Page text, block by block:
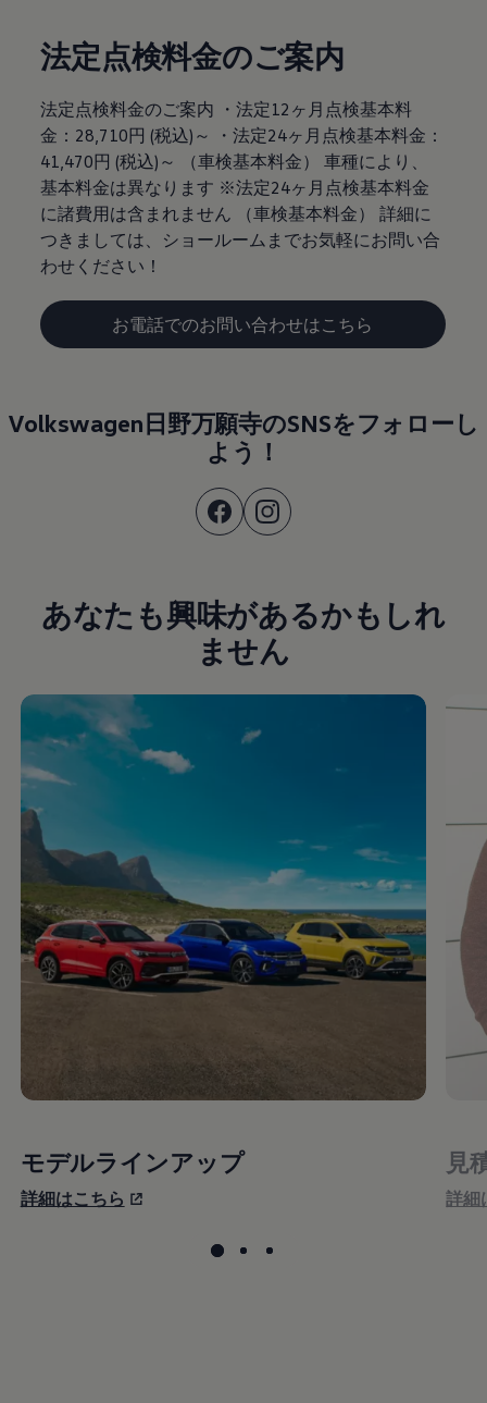
法定点検料金のご案内
法定点検料金のご案内 ・法定12ヶ月点検基本料
金：28,710円 (税込)～ ・法定24ヶ月点検基本料金：
41,470円 (税込)～ （車検基本料金） 車種により、
基本料金は異なります ※法定24ヶ月点検基本料金
に諸費用は含まれません （車検基本料金） 詳細に
つきましては、ショールームまでお気軽にお問い合
わせください！
お電話でのお問い合わせはこちら
Volkswagen日野万願寺のSNSをフォローし
よう！
あなたも興味があるかもしれ
ません
モデルラインアップ
詳細はこちら
見
詳細